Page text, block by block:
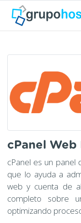
cPanel Web
cPanel es un panel
que lo ayuda a
web y cuenta de
completo sobre
optimizando